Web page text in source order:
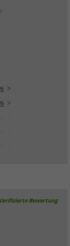
Verifizierte Bewertung